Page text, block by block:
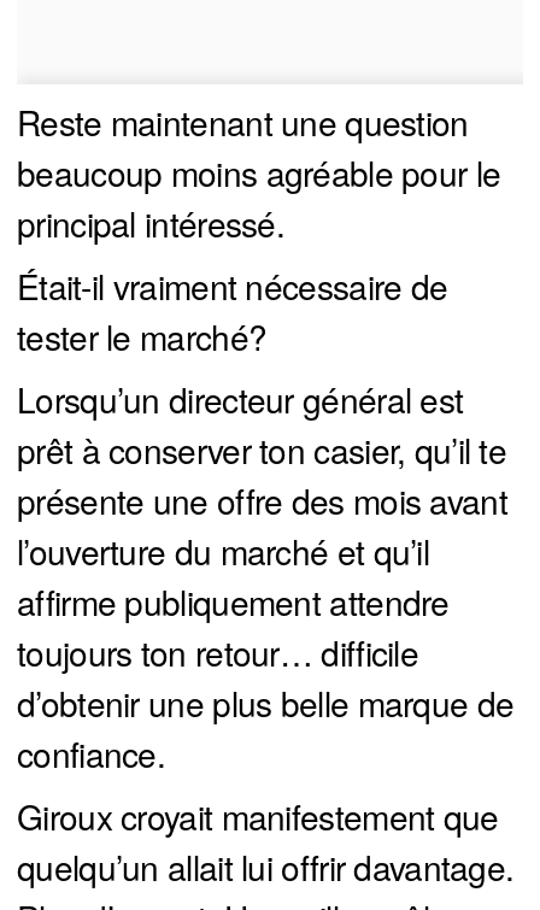
Reste maintenant une question
beaucoup moins agréable pour le
principal intéressé.
Était-il vraiment nécessaire de
tester le marché?
Lorsqu’un directeur général est
prêt à conserver ton casier, qu’il te
présente une offre des mois avant
l’ouverture du marché et qu’il
affirme publiquement attendre
toujours ton retour… difficile
d’obtenir une plus belle marque de
confiance.
Giroux croyait manifestement que
quelqu’un allait lui offrir davantage.